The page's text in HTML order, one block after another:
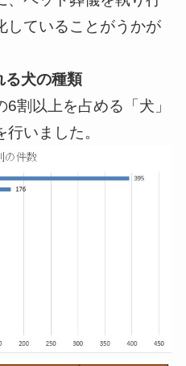
していることがうかが
る犬の種類
割以上を占める「犬」
いました。